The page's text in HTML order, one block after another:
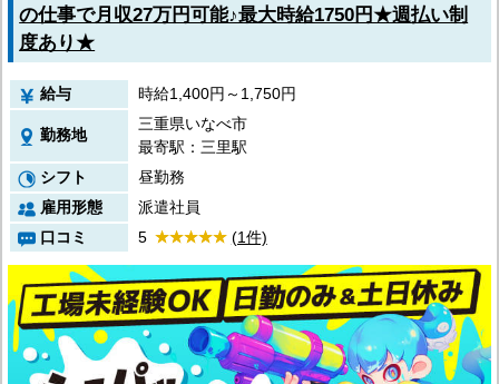
の仕事で月収27万円可能♪最大時給1750円★週払い制
度あり★
給与 時給1,400円～1,750円
勤務地
三重県いなべ市
最寄駅：三里駅
シフト
昼勤務
雇用形態
派遣社員
口コミ
5 (1件)